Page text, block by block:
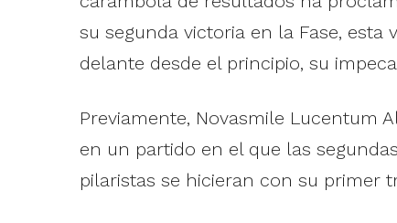
su segunda victoria en la Fase,
delante desde el principio, su
Previamente, Novasmile Lucentum
en un partido en el que las
pilaristas se hicieran con su primer